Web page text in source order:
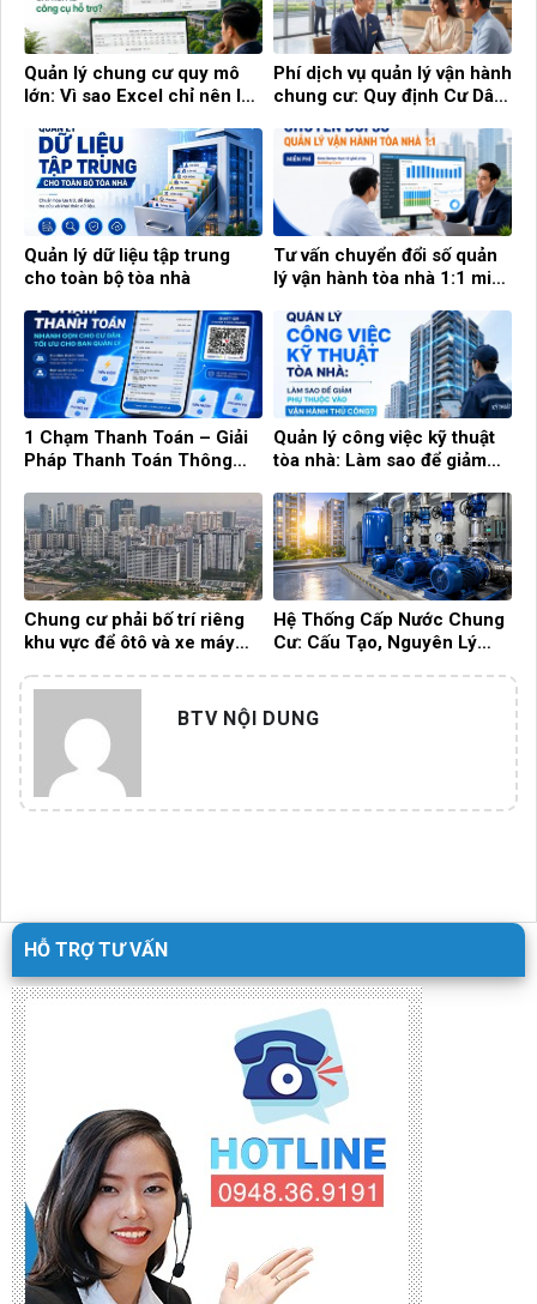
Quản lý chung cư quy mô
lớn: Vì sao Excel chỉ nên là
Phí dịch vụ quản lý vận hành
chung cư: Quy định Cư Dân
Quản lý dữ liệu tập trung
cho toàn bộ tòa nhà
Tư vấn chuyển đổi số quản
lý vận hành tòa nhà 1:1 miễn
1 Chạm Thanh Toán – Giải
Pháp Thanh Toán Thông
Quản Lý
Quản lý công việc kỹ thuật
tòa nhà: Làm sao để giảm
công?
Chung cư phải bố trí riêng
khu vực để ôtô và xe máy
Hệ Thống Cấp Nước Chung
Cư: Cấu Tạo, Nguyên Lý
BTV NỘI DUNG
HỖ TRỢ TƯ VẤN